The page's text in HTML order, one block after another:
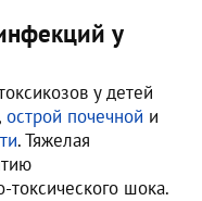
у
у детей
,острой почечной и
. Тяжелая
токсического шока.